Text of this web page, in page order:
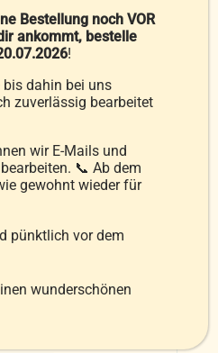
mittel-weich
Bestellung noch VOR
ankommt, bestelle
!
bis dahin bei uns
zuverlässig bearbeitet
wir E-Mails und
📞 Ab dem
gewohnt wieder für
pünktlich vor dem
wunderschönen